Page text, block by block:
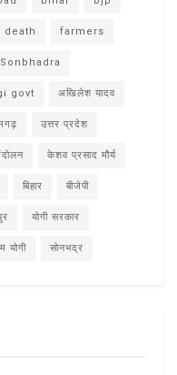
death farmers
Sonbhadra
govt अखिलेश यादव
उत्तर प्रदेश
केशव प्रसाद मौर्य
बिहार बीजेपी
योगी सरकार
योगी सोनभद्र